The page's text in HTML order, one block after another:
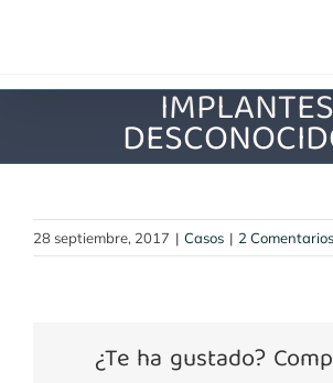
IMPLANTES
28 septiembre, 2017 | Casos | 2 Comentarios
¿Te ha gustado?